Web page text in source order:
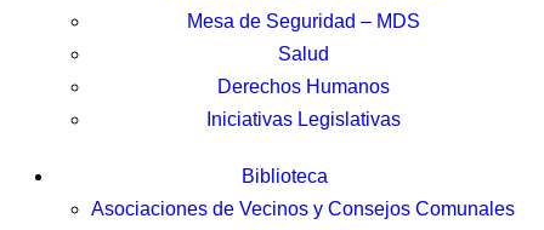
Mesa de Seguridad – MDS
Salud
Derechos Humanos
Iniciativas Legislativas
Biblioteca
Asociaciones de Vecinos y Consejos Comunales